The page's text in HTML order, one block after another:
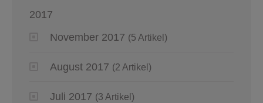
2017
November 2017 (5 Artikel)
August 2017 (2 Artikel)
Juli 2017 (3 Artikel)